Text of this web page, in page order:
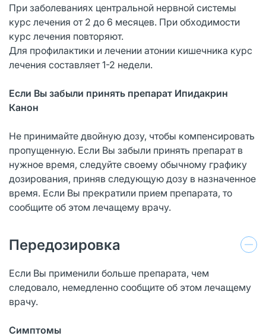
При заболеваниях центральной нервной системы
курс лечения от 2 до 6 месяцев. При обходимости
курс лечения повторяют.
Для профилактики и лечении атонии кишечника курс
лечения составляет 1-2 недели.
Если Вы забыли принять препарат Ипидакрин
Канон
Не принимайте двойную дозу, чтобы компенсировать
пропущенную. Если Вы забыли принять препарат в
нужное время, следуйте своему обычному графику
дозирования, приняв следующую дозу в назначенное
время. Если Вы прекратили прием препарата, то
сообщите об этом лечащему врачу.
Передозировка
Если Вы применили больше препарата, чем
следовало, немедленно сообщите об этом лечащему
врачу.
Симптомы